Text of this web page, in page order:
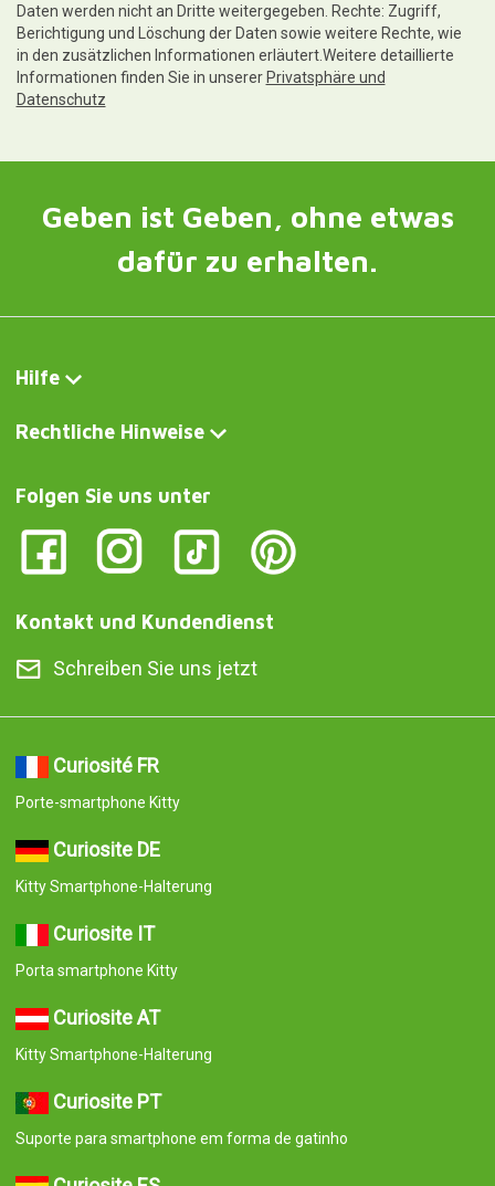
Daten werden nicht an Dritte weitergegeben. Rechte: Zugriff,
Berichtigung und Löschung der Daten sowie weitere Rechte, wie
in den zusätzlichen Informationen erläutert.Weitere detaillierte
Informationen finden Sie in unserer Privatsphäre und
Datenschutz
Geben ist Geben, ohne etwas
dafür zu erhalten.
Hilfe
Rechtliche Hinweise
Folgen Sie uns unter
Kontakt und Kundendienst
Schreiben Sie uns jetzt
Curiosité FR
Porte-smartphone Kitty
Curiosite DE
Kitty Smartphone-Halterung
Curiosite IT
Porta smartphone Kitty
Curiosite AT
Kitty Smartphone-Halterung
Curiosite PT
Suporte para smartphone em forma de gatinho